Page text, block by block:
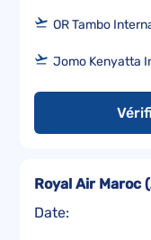
OR Tambo
Jomo Kenyatta
Date:
Royal Air Maroc (